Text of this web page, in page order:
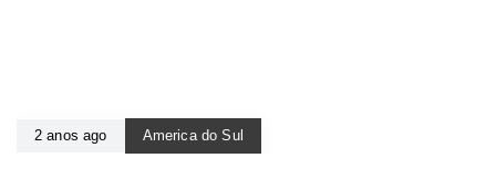
2 anos ago America do Sul